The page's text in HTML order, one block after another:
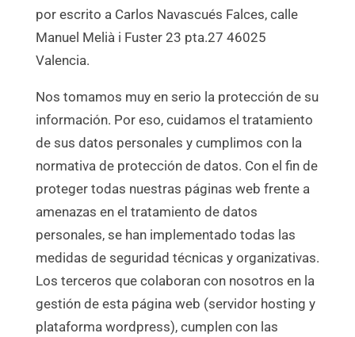
por escrito a Carlos Navascués Falces, calle
Manuel Melià i Fuster 23 pta.27 46025
Valencia.
Nos tomamos muy en serio la protección de su
información. Por eso, cuidamos el tratamiento
de sus datos personales y cumplimos con la
normativa de protección de datos. Con el fin de
proteger todas nuestras páginas web frente a
amenazas en el tratamiento de datos
personales, se han implementado todas las
medidas de seguridad técnicas y organizativas.
Los terceros que colaboran con nosotros en la
gestión de esta página web (servidor hosting y
plataforma wordpress), cumplen con las